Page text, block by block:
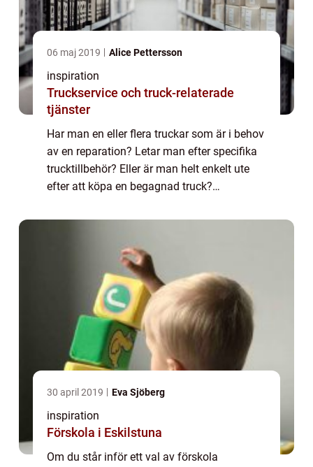
06 maj 2019 Alice Pettersson
inspiration
Truckservice och truck-relaterade
tjänster
Har man en eller flera truckar som är i behov
av en reparation? Letar man efter specifika
trucktillbehör? Eller är man helt enkelt ute
efter att köpa en begagnad truck?
det truckservice so...
30 april 2019 Eva Sjöberg
inspiration
Förskola i Eskilstuna
Om du står inför ett val av förskola